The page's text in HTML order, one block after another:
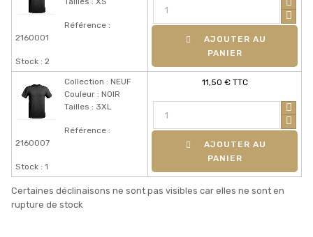
Référence :
2160001
Stock : 2
PANIER
Collection : NEUF
Couleur : NOIR
Tailles : 3XL
Référence :
2160007
Stock : 1
11,50 € TTC
PANIER
Certaines déclinaisons ne sont pas visibles car elles ne sont en
rupture de stock